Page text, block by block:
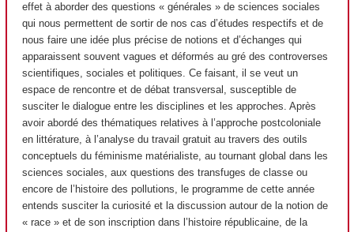
effet à aborder des questions « générales » de sciences sociales
qui nous permettent de sortir de nos cas d’études respectifs et de
nous faire une idée plus précise de notions et d’échanges qui
apparaissent souvent vagues et déformés au gré des controverses
scientifiques, sociales et politiques. Ce faisant, il se veut un
espace de rencontre et de débat transversal, susceptible de
susciter le dialogue entre les disciplines et les approches. Après
avoir abordé des thématiques relatives à l’approche postcoloniale
en littérature, à l’analyse du travail gratuit au travers des outils
conceptuels du féminisme matérialiste, au tournant global dans les
sciences sociales, aux questions des transfuges de classe ou
encore de l’histoire des pollutions, le programme de cette année
entends susciter la curiosité et la discussion autour de la notion de
« race » et de son inscription dans l’histoire républicaine, de la